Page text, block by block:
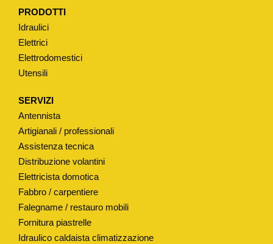
P
E
R
C
S
S
E
T
T
A
W
C
T
PRODOTTI
Idraulici
Elettrici
Elettrodomestici
Utensili
SERVIZI
Antennista
Artigianali / professionali
Assistenza tecnica
Distribuzione volantini
Elettricista domotica
Fabbro / carpentiere
Falegname / restauro mobili
Fornitura piastrelle
Idraulico caldaista climatizzazione